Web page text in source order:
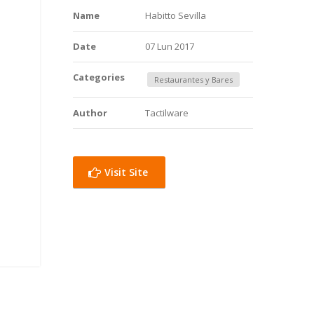
Name Habitto Sevilla
Date 07 Lun 2017
Categories Restaurantes y Bares
Author Tactilware
Visit Site